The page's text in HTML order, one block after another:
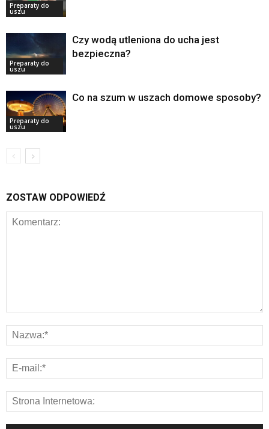
Preparaty do
uszu
Preparaty do
uszu
Czy wodą utleniona do ucha jest
bezpieczna?
Preparaty do
uszu
Co na szum w uszach domowe sposoby?
ZOSTAW ODPOWIEDŹ